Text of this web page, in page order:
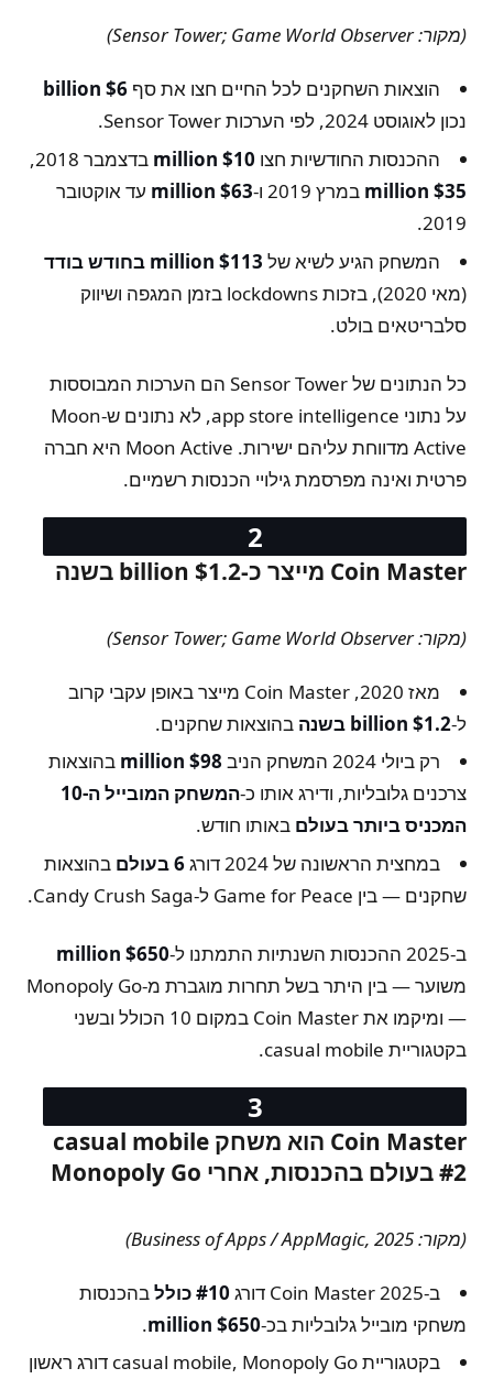
(מקור: Sensor Tower; Game World Observer)
הוצאות השחקנים לכל החיים חצו את סף $6 billion
נכון לאוגוסט 2024, לפי הערכות Sensor Tower.
ההכנסות החודשיות חצו $10 million
בדצמבר 2018,
$35 million
במרץ 2019 ו- $63 million
עד אוקטובר
2019.
המשחק הגיע לשיא של $113 million בחודש בודד
(מאי 2020), בזכות lockdowns בזמן המגפה ושיווק
סלבריטאים בולט.
כל הנתונים של Sensor Tower הם הערכות המבוססות
על נתוני app store intelligence, לא נתונים ש-Moon
Active מדווחת עליהם ישירות. Moon Active היא חברה
פרטית ואינה מפרסמת גילויי הכנסות רשמיים.
Coin Master מייצר כ-$1.2 billion בשנה
(מקור: Sensor Tower; Game World Observer)
מאז 2020, Coin Master מייצר באופן עקבי קרוב
ל-$1.2 billion בשנה
בהוצאות שחקנים.
רק ביולי 2024 המשחק הניב
$98 million
בהוצאות
צרכנים גלובליות, ודירג אותו כ-
המשחק המובייל ה-10
המכניס ביותר בעולם באותו חודש.
במחצית הראשונה של 2024 דורג
6 בעולם
בהוצאות
שחקנים — בין Game for Peace ל-Candy Crush Saga.
ב-2025 ההכנסות השנתיות התמתנו ל-
$650 million
משוער — בין היתר בשל תחרות מוגברת מ-Monopoly Go
— ומיקמו את Coin Master במקום 10 הכולל ובשני
בקטגוריית casual mobile.
Coin Master הוא משחק casual mobile
#2 בעולם בהכנסות, אחרי Monopoly Go
(מקור: Business of Apps / AppMagic, 2025)
ב-2025 Coin Master דורג #10 כולל
בהכנסות
משחקי מובייל גלובליות בכ-$650 million
.
בקטגוריית casual mobile, Monopoly Go דורג ראשון